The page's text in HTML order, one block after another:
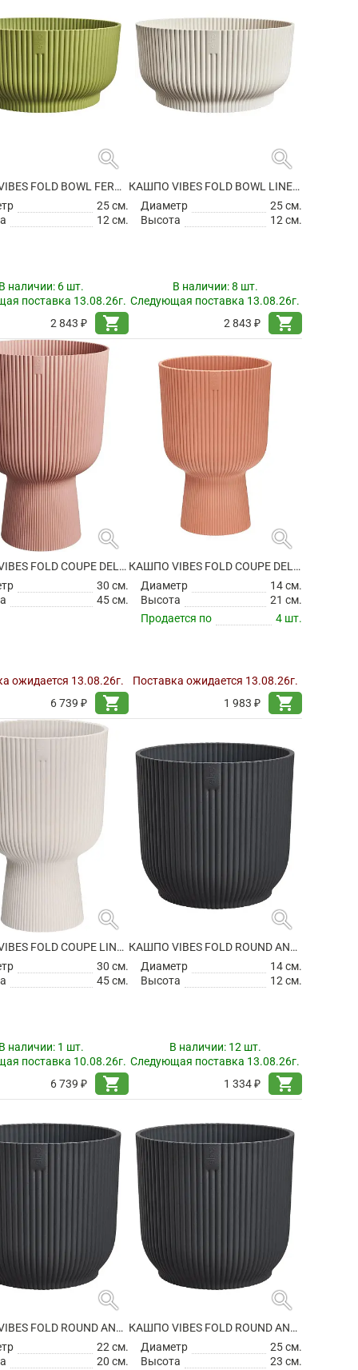
search
КАШПО VIBES FOLD BOWL FERN GREEN
25 см.
12 см.
наличии: 6 шт.
поставка 13.08.26г.
2 843 ₽
shopping_cart
search
КАШПО VIBES FOLD BOWL LINEN WHITE
Диаметр
25 см.
Высота
12 см.
В наличии:8 шт.
Следующая поставка 13.08.26г.
2 843 ₽
shopping_cart
search
КАШПО VIBES FOLD COUPE DELICATE PINK
30 см.
45 см.
ожидается 13.08.26г.
6 739 ₽
shopping_cart
search
КАШПО VIBES FOLD COUPE DELICATE PINK
Диаметр
14 см.
Высота
21 см.
Продается по
4 шт.
Поставка ожидается 13.08.26г.
1 983 ₽
shopping_cart
search
КАШПО VIBES FOLD COUPE LINEN WHITE
30 см.
45 см.
наличии: 1 шт.
поставка 10.08.26г.
6 739 ₽
shopping_cart
search
КАШПО VIBES FOLD ROUND ANTHRACITE
Диаметр
14 см.
Высота
12 см.
В наличии: 12 шт.
Следующая поставка 13.08.26г.
1 334 ₽
shopping_cart
search
КАШПО VIBES FOLD ROUND ANTHRACITE
22 см.
20 см.
search
КАШПО VIBES FOLD ROUND ANTHRACITE
Диаметр
25 см.
Высота
23 см.